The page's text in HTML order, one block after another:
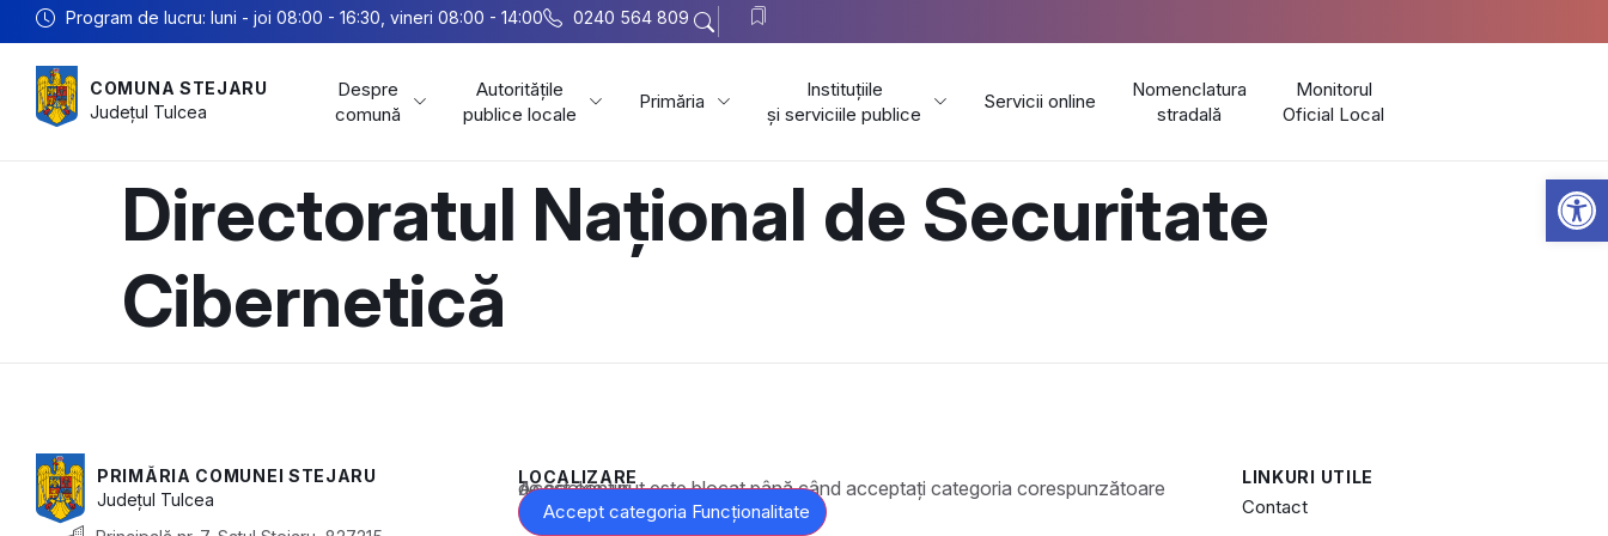
Program de lucru: luni - joi 08:00 - 16:30, vineri 08:00 - 14:00 0240 564 809
COMUNA STEJARU
Județul Tulcea
Despre
comună
Autoritățile
publice locale
Primăria
Instituțiile
și serviciile publice
Servicii online
Nomenclatura
stradală
Monitorul
Oficial Local
Directoratul Național de Securitate
Cibernetică
PRIMĂRIA COMUNEI STEJARU
Județul Tulcea
LOCALIZARE
Acest conținut este blocat până când acceptați categoria corespunzătoare de cookie-uri.
Accept categoria Funcționalitate
LINKURI UTILE
Contact